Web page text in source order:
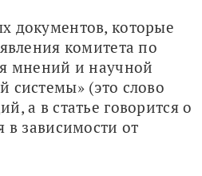
документов, которые
комитета по
мнений и научной
системы» (это слово
а в статье говорится о
в зависимости от